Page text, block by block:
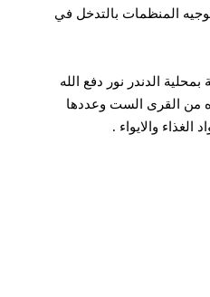
المنظمات بالتدخل في
الدندر نور دفع الله
من القرى الست وعددها